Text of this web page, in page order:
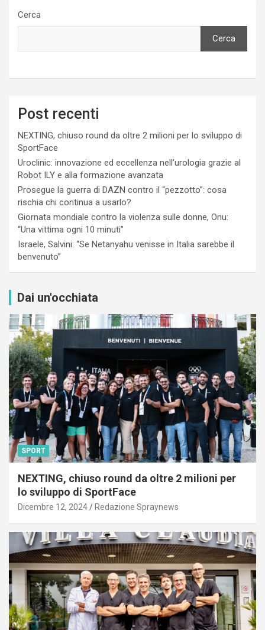
Cerca
Cerca
Post recenti
NEXTING, chiuso round da oltre 2 milioni per lo sviluppo di
SportFace
Uroclinic: innovazione ed eccellenza nell’urologia grazie al
Robot ILY e alla formazione avanzata
Prosegue la guerra di DAZN contro il “pezzotto”: cosa
rischia chi continua a usarlo?
Giornata mondiale contro la violenza sulle donne, Onu:
“Una vittima ogni 10 minuti”
Israele, Salvini: “Se Netanyahu venisse in Italia sarebbe il
benvenuto”
Dai un'occhiata
SPORT
NEXTING, chiuso round da oltre 2 milioni per
lo sviluppo di SportFace
Dicembre 12, 2024 Redazione Spraynews